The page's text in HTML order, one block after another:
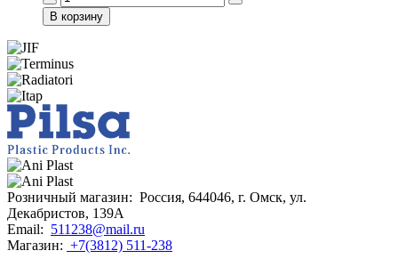
В корзину
Розничный магазин: Россия, 644046, г. Омск, ул.
Декабристов, 139А
Email: 511238@mail.ru
Магазин: +7(3812) 511-238